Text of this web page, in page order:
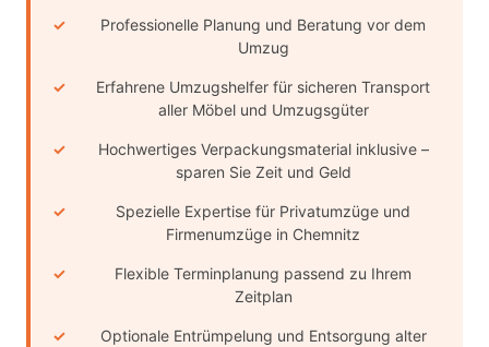
Professionelle Planung und Beratung vor dem
Umzug
Erfahrene Umzugshelfer für sicheren Transport
aller Möbel und Umzugsgüter
Hochwertiges Verpackungsmaterial inklusive –
sparen Sie Zeit und Geld
Spezielle Expertise für Privatumzüge und
Firmenumzüge in Chemnitz
Flexible Terminplanung passend zu Ihrem
Zeitplan
Optionale Entrümpelung und Entsorgung alter